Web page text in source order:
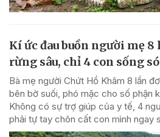
Kí ức đau buồn người mẹ
rừng sâu, chỉ 4 con sống
Bà mẹ người Chứt Hồ Khâm 8 lần
bên bờ suối, phó mặc cho số phận
Không có sự trợ giúp của y tế, 4
phải tự tay chôn cất con mình ngay